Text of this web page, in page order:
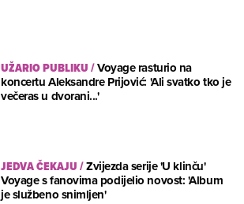
UŽARIO PUBLIKU/Voyage rasturio na
koncertu Aleksandre Prijović: 'Ali svatko tko je
večeras u dvorani...'
JEDVA ČEKAJU/Zvijezda serije 'U klinču'
Voyage s fanovima podijelio novost: 'Album
je službeno snimljen'